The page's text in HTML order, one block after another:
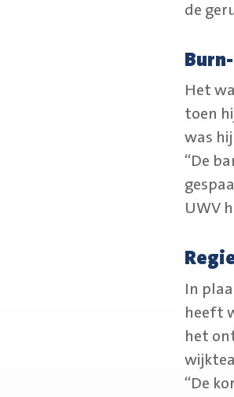
de
Het
toen
was
“De
UWV
In
heeft
het
“De